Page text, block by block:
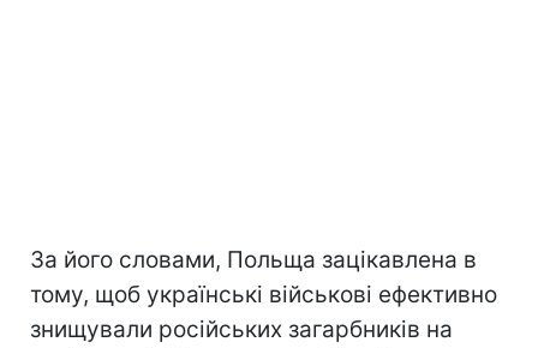
За його словами, Польща зацікавлена в
тому, щоб українські військові ефективно
знищували російських загарбників на